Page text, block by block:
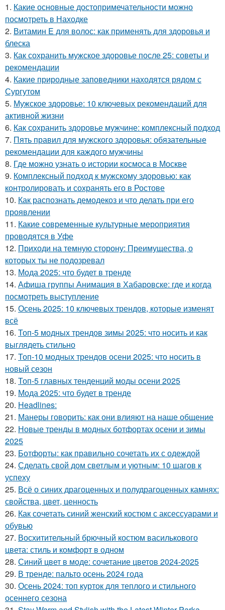
1. Какие основные достопримечательности можно
посмотреть в Находке
2. Витамин E для волос: как применять для здоровья и
блеска
3. Как сохранить мужское здоровье после 25: советы и
рекомендации
4. Какие природные заповедники находятся рядом с
Сургутом
5. Мужское здоровье: 10 ключевых рекомендаций для
активной жизни
6. Как сохранить здоровье мужчине: комплексный подход
7. Пять правил для мужского здоровья: обязательные
рекомендации для каждого мужчины
8. Где можно узнать о истории космоса в Москве
9. Комплексный подход к мужскому здоровью: как
контролировать и сохранять его в Ростове
10. Как распознать демодекоз и что делать при его
проявлении
11. Какие современные культурные мероприятия
проводятся в Уфе
12. Приходи на темную сторону: Преимущества, о
которых ты не подозревал
13. Мода 2025: что будет в тренде
14. Афиша группы Анимация в Хабаровске: где и когда
посмотреть выступление
15. Осень 2025: 10 ключевых трендов, которые изменят
всё
16. Топ-5 модных трендов зимы 2025: что носить и как
выглядеть стильно
17. Топ-10 модных трендов осени 2025: что носить в
новый сезон
18. Топ-5 главных тенденций моды осени 2025
19. Мода 2025: что будет в тренде
20. Headlines:
21. Манеры говорить: как они влияют на наше общение
22. Новые тренды в модных ботфортах осени и зимы
2025
23. Ботфорты: как правильно сочетать их с одеждой
24. Сделать свой дом светлым и уютным: 10 шагов к
успеху
25. Всё о синих драгоценных и полудрагоценных камнях:
свойства, цвет, ценность
26. Как сочетать синий женский костюм с аксессуарами и
обувью
27. Восхитительный брючный костюм василькового
цвета: стиль и комфорт в одном
28. Синий цвет в моде: сочетание цветов 2024-2025
29. В тренде: пальто осень 2024 года
30. Осень 2024: топ курток для теплого и стильного
осеннего сезона